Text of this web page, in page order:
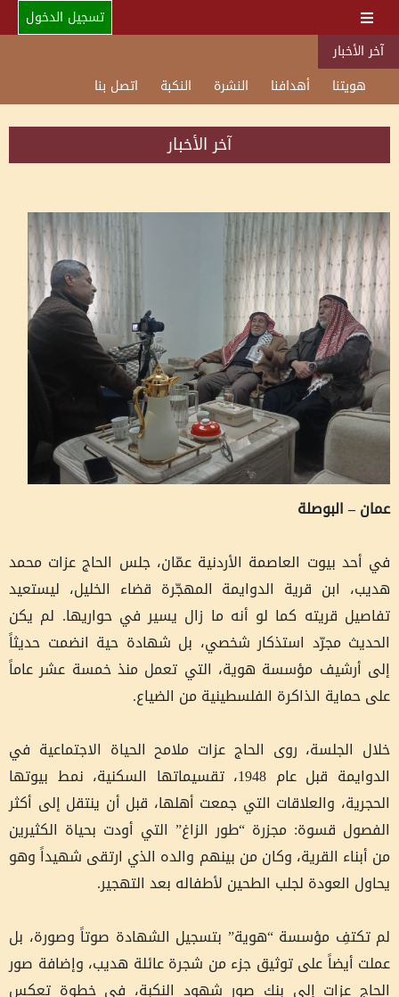
تسجيل الدخول
آخر الأخبار
هويتنا
أهدافنا النشرة النكبة اتصل بنا
آخر الأخبار
عمان – البوصلة
في أحد بيوت العاصمة الأردنية عمّان، جلس الحاج عزات محمد
هديب، ابن قرية الدوايمة المهجّرة قضاء الخليل، ليستعيد
تفاصيل قريته كما لو أنه ما زال يسير في حواريها. لم يكن
الحديث مجرّد استذكار شخصي، بل شهادة حية انضمت حديثاً
إلى أرشيف مؤسسة هوية، التي تعمل منذ خمسة عشر عاماً
على حماية الذاكرة الفلسطينية من الضياع.
خلال الجلسة، روى الحاج عزات ملامح الحياة الاجتماعية في
الدوايمة قبل عام 1948، تقسيماتها السكنية، نمط بيوتها
الحجرية، والعلاقات التي جمعت أهلها، قبل أن ينتقل إلى أكثر
الفصول قسوة: مجزرة “طور الزاغ” التي أودت بحياة الكثيرين
من أبناء القرية، وكان من بينهم والده الذي ارتقى شهيداً وهو
يحاول العودة لجلب الطحين لأطفاله بعد التهجير.
لم تكتفِ مؤسسة “هوية” بتسجيل الشهادة صوتاً وصورة، بل
عملت أيضاً على توثيق جزء من شجرة عائلة هديب، وإضافة صور
الحاج عزات إلى بنك صور شهود النكبة، في خطوة تعكس